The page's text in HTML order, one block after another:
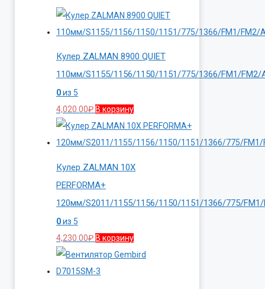
Кулер ZALMAN 8900 QUIET
110мм/S1155/1156/1150/1151/775/1366/FM1/FM2/
0из 5
4,020.00₽ В корзину
Кулер ZALMAN 10X
PERFORMA+
120мм/S2011/1155/1156/1150/1151/1366/775/
0из 5
4,230.00₽ В корзину